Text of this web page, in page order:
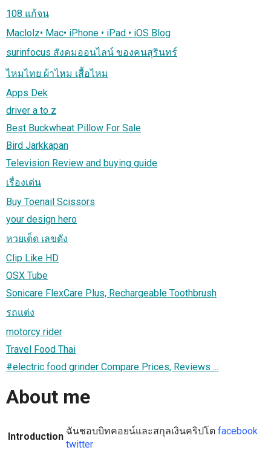
108 แก้จน
Maclolz• Mac• iPhone • iPad • iOS Blog
surinfocus สังคมออนไลน์ ของคนสุรินทร์
ไหมไทย ผ้าไหม เสื้อไหม
Apps Dek
driver a to z
Best Buckwheat Pillow For Sale
Bird Jarkkapan
Television Review and buying guide
เรื่องเด่น
Buy Toenail Scissors
your design hero
หวยเด็ด เลขดัง
Clip Like HD
OSX Tube
Sonicare FlexCare Plus, Rechargeable Toothbrush
รถแต่ง
motorcy rider
Travel Food Thai
#electric food grinder Compare Prices, Reviews ...
About me
Introduction ฉันชอบบิทคอยน์และสกุลเงินคริปโต facebook
twitter